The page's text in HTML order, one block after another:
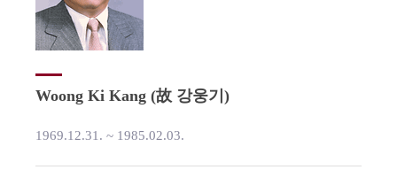
Woong Ki Kang (故 강웅기)
1969.12.31. ~ 1985.02.03.